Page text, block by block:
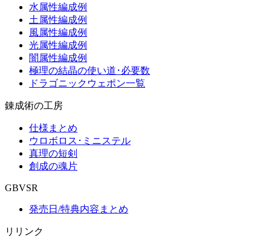
水属性編成例
土属性編成例
風属性編成例
光属性編成例
闇属性編成例
極理の結晶の使い道･必要数
ドラゴニックウェポン一覧
錬成術の工房
仕様まとめ
ウロボロス･ミニステル
真理の短剣
創成の魂片
GBVSR
発売日/特典内容まとめ
リリンク